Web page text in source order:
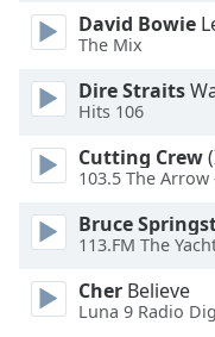
Done
Close
Dialog
dialog
window.
David Bowie
The Mix
Dire Straits
Hits 106
Cutting Crew
103.5 The Arrow
Bruce
113.FM The
Cher Believe
Luna 9 Radio